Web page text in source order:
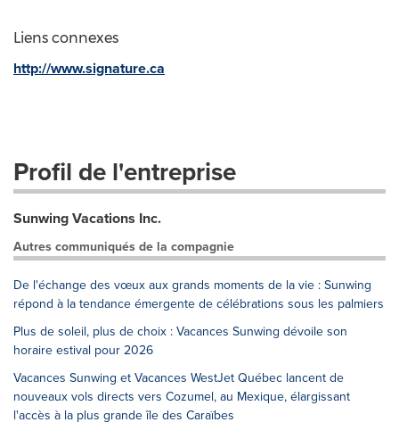
Liens connexes
http://www.signature.ca
Profil de l'entreprise
Sunwing Vacations Inc.
Autres communiqués de la compagnie
De l'échange des vœux aux grands moments de la vie : Sunwing
répond à la tendance émergente de célébrations sous les palmiers
Plus de soleil, plus de choix : Vacances Sunwing dévoile son
horaire estival pour 2026
Vacances Sunwing et Vacances WestJet Québec lancent de
nouveaux vols directs vers Cozumel, au Mexique, élargissant
l'accès à la plus grande île des Caraïbes